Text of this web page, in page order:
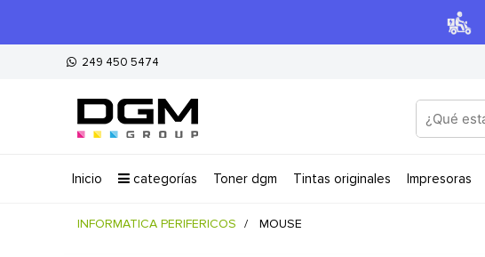
249 450 5474
inicio categorías toner dgm tintas originales impresoras
INFORMATICA PERIFERICOS MOUSE